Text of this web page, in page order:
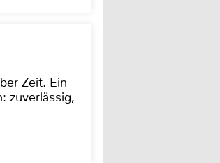
Zeit. Ein
zuverlässig,